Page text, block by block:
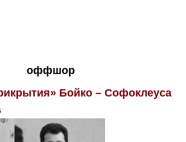
оффшор
Бойко – Софоклеуса